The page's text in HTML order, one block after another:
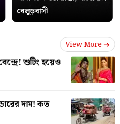
বেলুড়বাসী
View More
শুটিং হয়েও
দাম! কত